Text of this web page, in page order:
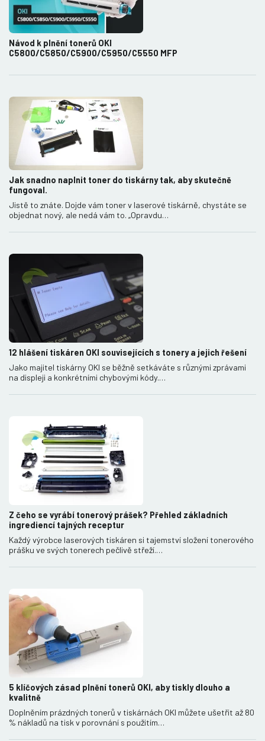
Návod k plnění tonerů OKI
C5800/C5850/C5900/C5950/C5550 MFP
Jak snadno naplnit toner do tiskárny tak, aby skutečně
fungoval.
Jistě to znáte. Dojde vám toner v laserové tiskárně, chystáte se
objednat nový, ale nedá vám to. „Opravdu…
12 hlášení tiskáren OKI souvisejících s tonery a jejich řešení
Jako majitel tiskárny OKI se běžně setkáváte s různými zprávami
na displeji a konkrétními chybovými kódy.…
Z čeho se vyrábí tonerový prášek? Přehled základních
ingrediencí tajných receptur
Každý výrobce laserových tiskáren si tajemství složení tonerového
prášku ve svých tonerech pečlivě střeží.…
5 klíčových zásad plnění tonerů OKI, aby tiskly dlouho a
kvalitně
Doplněním prázdných tonerů v tiskárnách OKI můžete ušetřit až 80
% nákladů na tisk v porovnání s použitím…